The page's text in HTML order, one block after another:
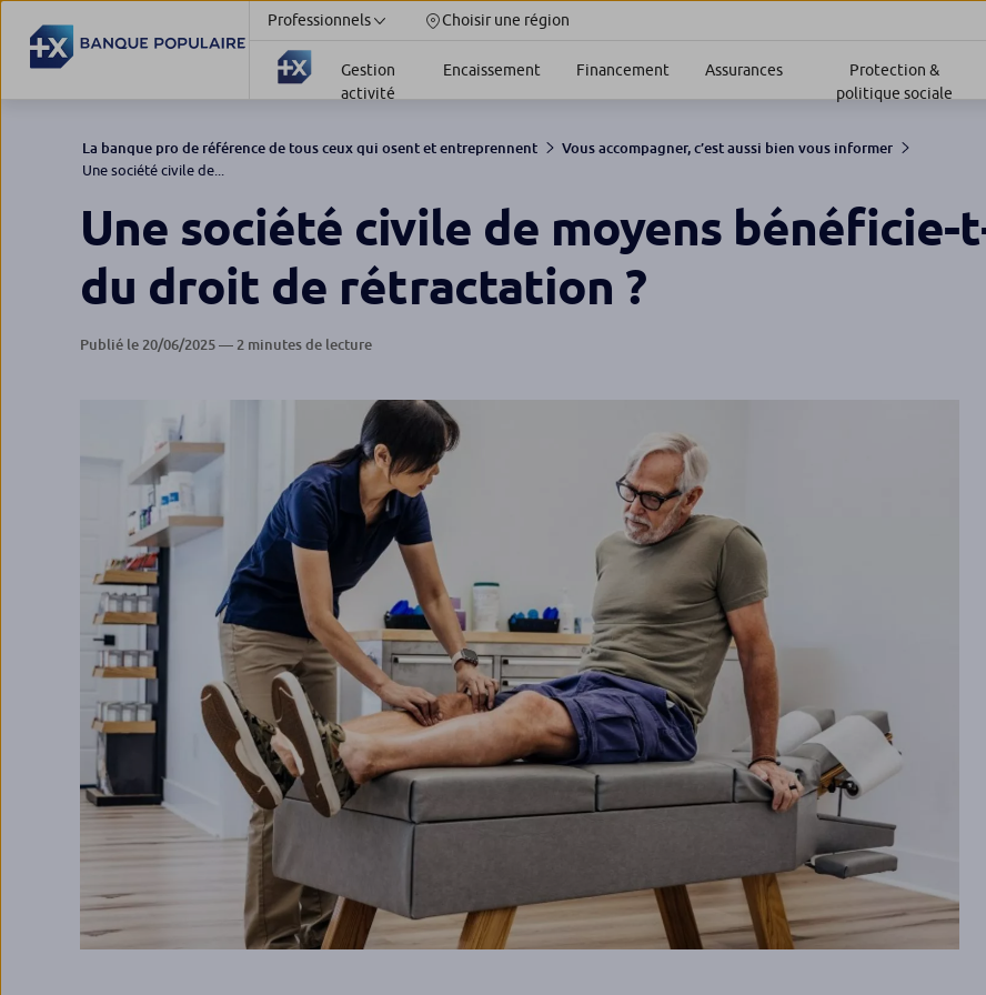
Professionnels Choisir une région
Gestion
activité
Encaissement Financement Assurances
Protection &
politique sociale
La banque pro de référence de tous ceux qui osent et entreprennent
Vous accompagner, c’est aussi bien vous informer
Une société civile de...
Une société civile de moyens bénéficie-
du droit de rétractation ?
Publié le 20/06/2025 — 2 minutes de lecture